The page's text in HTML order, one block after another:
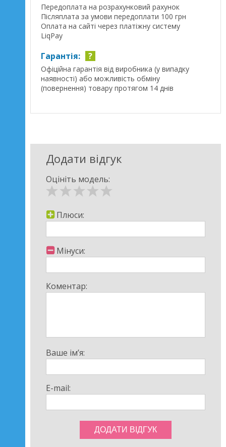
Передоплата на розрахунковий рахунок
Післяплата за умови передоплати 100 грн
Оплата на сайті через платіжну систему
LiqPay
Гарантія: ?
Офіційна гарантія від виробника (у випадку
наявності) або можливість обміну
(повернення) товару протягом 14 днів
Додати відгук
Оцініть модель:
Плюси:
Мінуси:
Коментар:
Ваше ім’я:
E-mail: